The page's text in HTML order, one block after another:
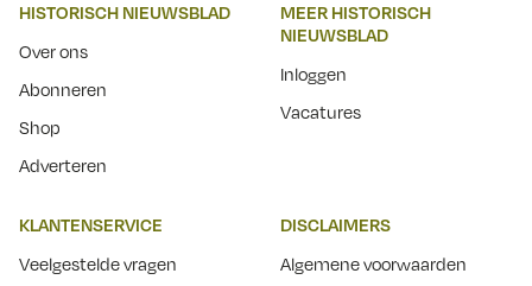
HISTORISCH NIEUWSBLAD
Over ons
Abonneren
Shop
Adverteren
MEER HISTORISCH
NIEUWSBLAD
Inloggen
Vacatures
KLANTENSERVICE
Veelgestelde vragen
DISCLAIMERS
Algemene voorwaarden